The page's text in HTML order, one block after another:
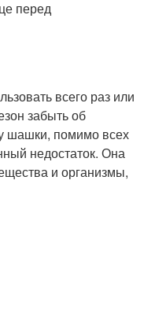
всего раз или
забыть об
шашки, помимо всех
недостаток. Она
и организмы,